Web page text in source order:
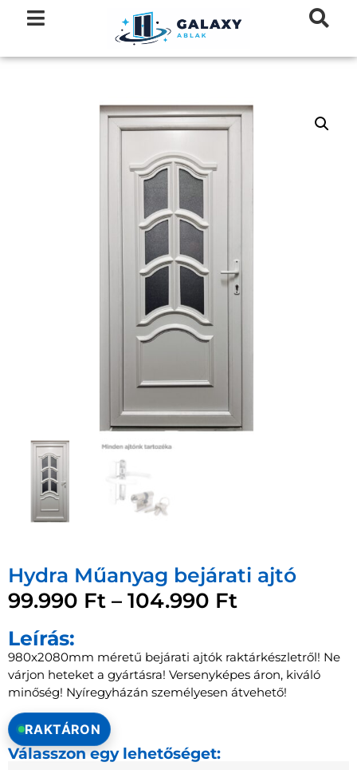
Hydra Műanyag bejárati ajtó
99.990 Ft – 104.990 Ft
Leírás:
980x2080mm méretű bejárati ajtók raktárkészletről! Ne
várjon heteket a gyártásra! Versenyképes áron, kiváló
minőség! Nyíregyházán személyesen átvehető!
RAKTÁRON
Válasszon egy lehetőséget: